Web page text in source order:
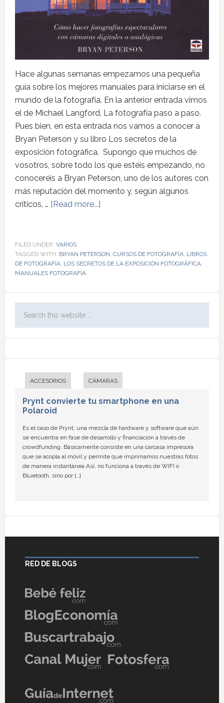
Hace algunas semanas empezamos una pequeña
guía sobre los mejores manuales para iniciarse en el
mundo de la fotografía. En la anterior entrada vimos
el de Michael Langford, La fotografía paso a paso.
Pues bien, en esta entrada nos vamos a conocer a
Bryan Peterson y su libro Los secretos de la
exposición fotográfica. Supongo que muchos de
vosotros, sobre todo los que estéis empezando, no
conoceréis a Bryan Peterson, uno de los autores con
más reputación del momento y, según algunos
críticos, … [Read more...]
FILED UNDER: VARIOS
TAGGED WITH: BRYAN PETERSON, CURSOS DE FOTOGRAFÍA, LIBROS
DE FOTOGRAFÍA, LOS SECRETOS DE LA EXPOSICIÓN FOTOGRÁFICA,
MANUALES FOTOGRAFÍA
ACCESORIOS CÁMARAS
Prynt convierte tu smartphone en una
Polaroid
Es el caso de Prynt, una mezcla de hardware y software que aún
se encuentra en fase de desarrollo y financiación a través de
crowdfunding. Básicamente consiste en una carcasa impresora
que se acopla al móvil y permite que imprimamos nuestras fotos
de manera instantánea.Así, no funciona a través de WIFI o
Bluetooth, sino por […]
RED DE BLOGS